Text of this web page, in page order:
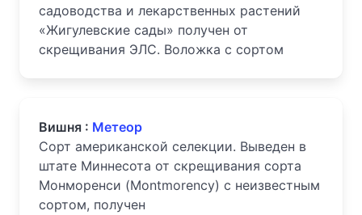
садоводства и лекарственных растений
«Жигулевские сады» получен от
скрещивания ЭЛС. Воложка с сортом
Вишня : Метеор
Сорт американской селекции. Выведен в
штате Миннесота от скрещивания сорта
Монморенси (Montmorency) с неизвестным
сортом, получен